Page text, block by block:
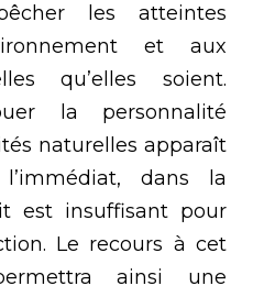
les atteintes
et aux
qu’elles soient.
la personnalité
naturelles apparaît
dans la
est insuffisant pour
Le recours à cet
ainsi une